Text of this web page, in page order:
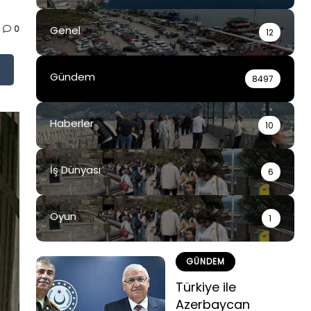
0 Genel 12
Gündem 8497
Haberler 10
İş Dünyası 6
Oyun 1
GÜNDEM
Türkiye ile
Azerbaycan